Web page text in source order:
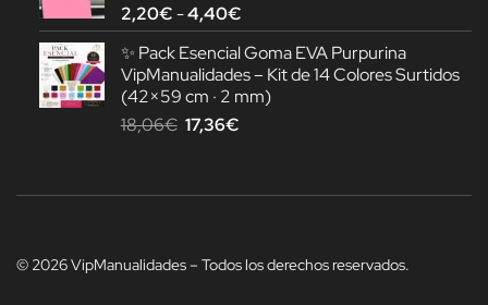
2,20€-4,40€Rango
de
precios:
desde
2,20€
✨ Pack Esencial Goma EVA Purpurina
VipManualidades – Kit de 14 Colores Surtidos
(42×59 cm · 2 mm)
18,06€ El
era:
17,36€
es:
© 2026 VipManualidades – Todos los derechos reservados.